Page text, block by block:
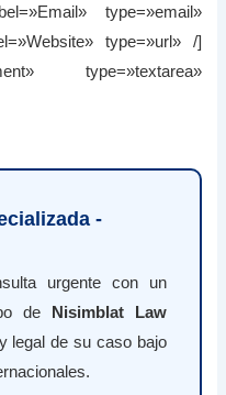
type=»email»
type=»url» /]
type=»textarea»
-
urgente con un
de Nisimblat Law
legal de su caso bajo